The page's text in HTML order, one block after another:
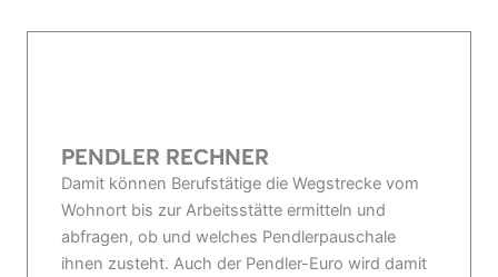
PENDLER RECHNER
Damit können Berufstätige die Wegstrecke vom
Wohnort bis zur Arbeitsstätte ermitteln und
abfragen, ob und welches Pendlerpauschale
ihnen zusteht. Auch der Pendler-Euro wird damit